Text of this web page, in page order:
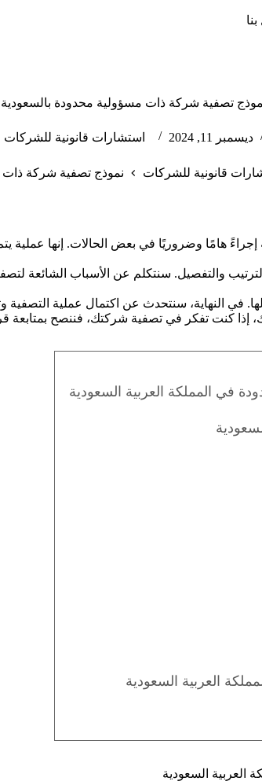
تصفية شركة ذات مسؤولية محدودة بالسعودية
ديسمبر 11, 2024 استشارات قانونية للشركات
قانونية للشركات نموذج تصفية شركة ذات
إجراءً هامًا وضروريًا في بعض الحالات. إنها عملية
والتفصيل. سنتكلم عن الأسباب الشائعة
في النهاية، سنتحدث عن اكتمال عملية التصفية
إذا كنت تفكر في تصفية شركتك، فننصح بمتابعة
في المملكة العربية السعودية
العربية السعودية
السعودية